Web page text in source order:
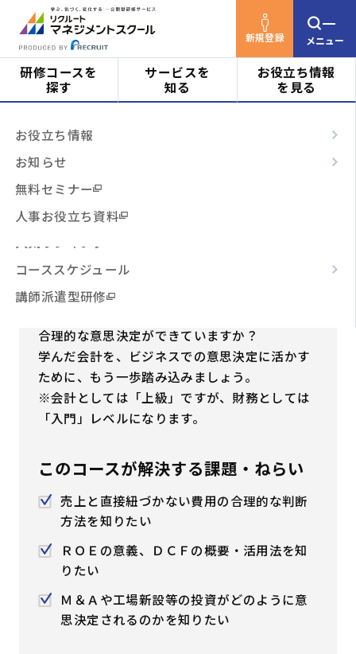
新規登録 メニュー
階層・役割
その他からコースを探す
はじめての方へ
サービスの特長
お役立ち情報 お知らせ よくあるご質問
お問い合わせ メルマガ登録
開催間近 満席間近
研修コースを
探す
対象者
ビジネススキル
テーマ別
3時間コース
人気ランキング
コーススケジュール
講師派遣型研修
サービスを
知る
はじめての方へ
サービスの特長
ご利用の流れ
よくあるご質問
お役立ち情報
を見る
お役立ち情報
お知らせ
無料セミナー
人事お役立ち資料
リクルートマネジメントスクールTOP
【会計研修】＜３＞上級(013)
対象者
若手社員
合理的な意思決定ができていますか？
学んだ会計を、ビジネスでの意思決定に活かす
ために、もう一歩踏み込みましょう。
※会計としては「上級」ですが、財務としては
「入門」レベルになります。
このコースが解決する課題・ねらい
売上と直接紐づかない費用の合理的な判断
方法を知りたい
ＲＯＥの意義、ＤＣＦの概要・活用法を知
りたい
Ｍ＆Ａや工場新設等の投資がどのように意
思決定されるのかを知りたい